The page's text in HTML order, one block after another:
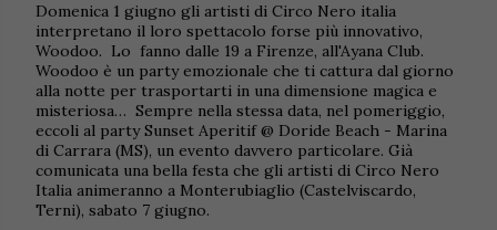
Domenica 1 giugno gli artisti di Circo Nero italia
interpretano il loro spettacolo forse più innovativo,
Woodoo. Lo fanno dalle 19 a Firenze, all'Ayana Club.
Woodoo è un party emozionale che ti cattura dal giorno
alla notte per trasportarti in una dimensione magica e
misteriosa… Sempre nella stessa data, nel pomeriggio,
eccoli al party Sunset Aperitif @ Doride Beach - Marina
di Carrara (MS), un evento davvero particolare. Già
comunicata una bella festa che gli artisti di Circo Nero
Italia animeranno a Monterubiaglio (Castelviscardo,
Terni), sabato 7 giugno.